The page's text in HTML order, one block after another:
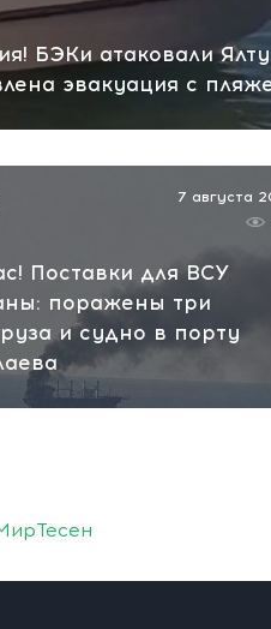
БЭКи атаковали
эвакуация с
Поставки для ВСУ
поражены три
и судно в порту
7 августа